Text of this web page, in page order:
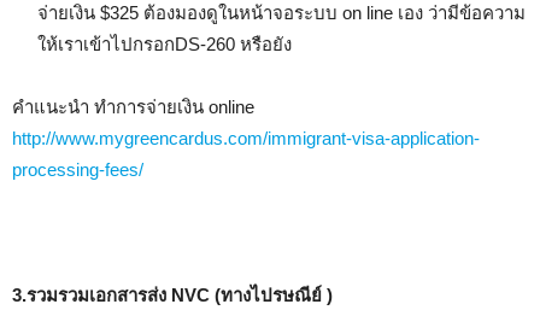
จ่ายเงิน $325 ต้องมองดูในหน้าจอระบบ on line เอง ว่ามีข้อความ
ให้เราเข้าไปกรอกDS-260 หรือยัง
คำแนะนำ ทำการจ่ายเงิน online
http://www.mygreencardus.com/immigrant-visa-application-
processing-fees/
3.รวมรวมเอกสารส่ง NVC (ทางไปรษณีย์ )